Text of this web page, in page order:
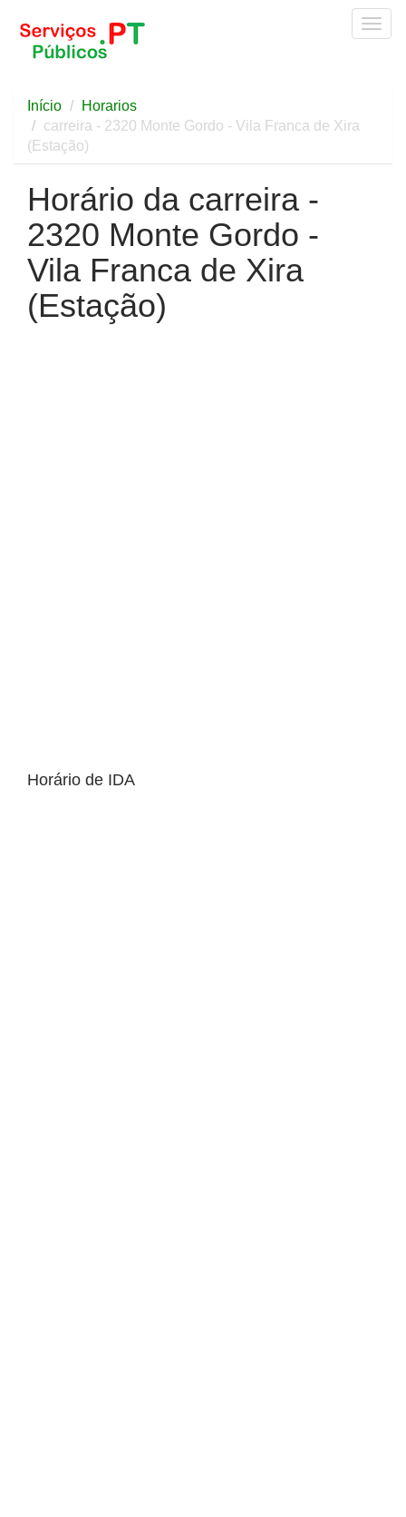
Início
Horarios
carreira - 2320 Monte Gordo - Vila Franca de Xira
(Estação)
Horário da carreira -
2320 Monte Gordo -
Vila Franca de Xira
(Estação)
Horário de IDA